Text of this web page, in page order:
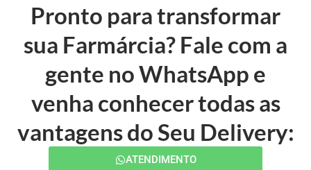
Pronto para transformar
sua Farmárcia? Fale com a
gente no WhatsApp e
venha conhecer todas as
vantagens do Seu Delivery:
ATENDIMENTO